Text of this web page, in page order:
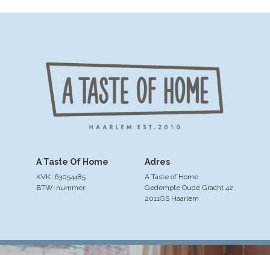
Adres
A Taste of Home
Gedempte Oude Gracht 42
2011GS Haarlem
A Taste Of Home
KVK: 63054485
BTW-nummer: